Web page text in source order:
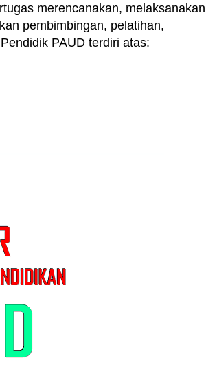
merencanakan, melaksanakan
pembimbingan, pelatihan,
PAUD terdiri atas: